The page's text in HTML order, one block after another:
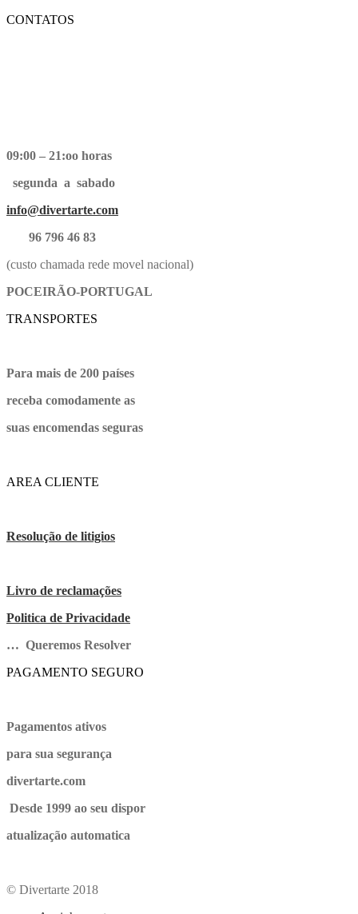
CONTATOS
09:00 – 21:oo horas
segunda a sabado
info@divertarte.com
96 796 46 83
(custo chamada rede movel nacional)
POCEIRÃO-PORTUGAL
TRANSPORTES
Para mais de 200 países
receba comodamente as
suas encomendas seguras
AREA CLIENTE
Resolução de litigios
Livro de reclamações
Politica de Privacidade
… Queremos Resolver
PAGAMENTO SEGURO
Pagamentos ativos
para sua segurança
divertarte.com
Desde 1999 ao seu dispor
atualização automatica
© Divertarte 2018